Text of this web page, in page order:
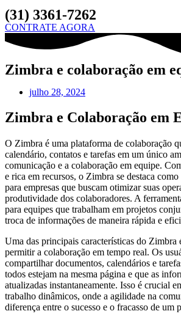
(31) 3361-7262
CONTRATE AGORA
Zimbra e colaboração em
julho 28, 2024
Zimbra e Colaboração em
O Zimbra é uma plataforma de colaboração
calendário, contatos e tarefas em um único
comunicação e a colaboração em equipe.
e rica em recursos, o Zimbra se destaca
para empresas que buscam otimizar suas
produtividade dos colaboradores. A
para equipes que trabalham em projetos
troca de informações de maneira rápida e
Uma das principais características do Zimbra
permitir a colaboração em tempo real. Os
compartilhar documentos, calendários e
todos estejam na mesma página e que as
atualizadas instantaneamente. Isso é crucial
trabalho dinâmicos, onde a agilidade na
diferença entre o sucesso e o fracasso de um